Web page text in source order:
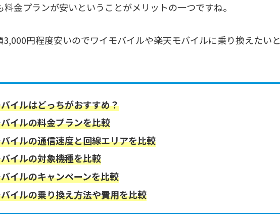
金プランが安いということがメリットの一つですね。
円程度安いのでワイモバイルや楽天モバイルに乗り換えたいと
イルはどっちがおすすめ？
イルの料金プランを比較
イルの通信速度と回線エリアを比較
イルの対象機種を比較
イルのキャンペーンを比較
イルの乗り換え方法や費用を比較